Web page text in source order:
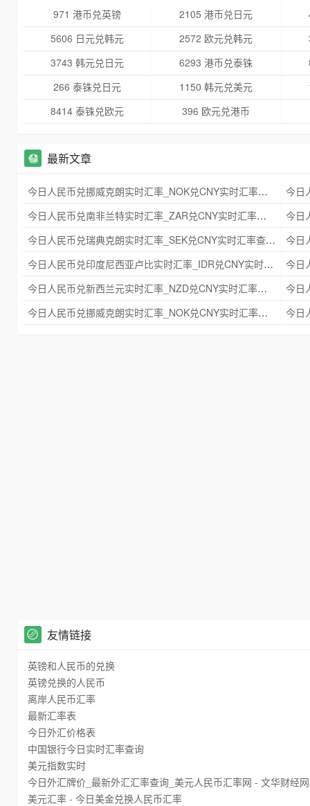
971 港币兑英镑 2105 港币兑日元
5606 日元兑韩元
2572 欧元兑韩元
3743 韩元兑日元
6293 港币兑泰铢
266 泰铢兑日元
1150 韩元兑美元
8414 泰铢兑欧元
396 欧元兑港币
最新文章
今日人民币兑挪威克朗实时汇率_NOK兑CNY实时汇率查询 2025年09月21日
今日人民币兑南非兰特实时汇率_ZAR兑CNY实时汇率查询 2025年09月21日
今日人民币兑瑞典克朗实时汇率_SEK兑CNY实时汇率查询 2025年09月21日
今日人民币兑印度尼西亚卢比实时汇率_IDR兑CNY实时汇率查询 2025年09月21日
今日人民币兑新西兰元实时汇率_NZD兑CNY实时汇率查询 2025年09月21日
今日人民币兑挪威克朗实时汇率_NOK兑CNY实时汇率查询 2025年09月21日
友情链接
英镑和人民币的兑换
英镑兑换的人民币
离岸人民币汇率
最新汇率表
今日外汇价格表
中国银行今日实时汇率查询
美元指数实时
今日外汇牌价_最新外汇汇率查询_美元人民币汇率网 - 文华财经网
美元汇率 - 今日美金兑换人民币汇率